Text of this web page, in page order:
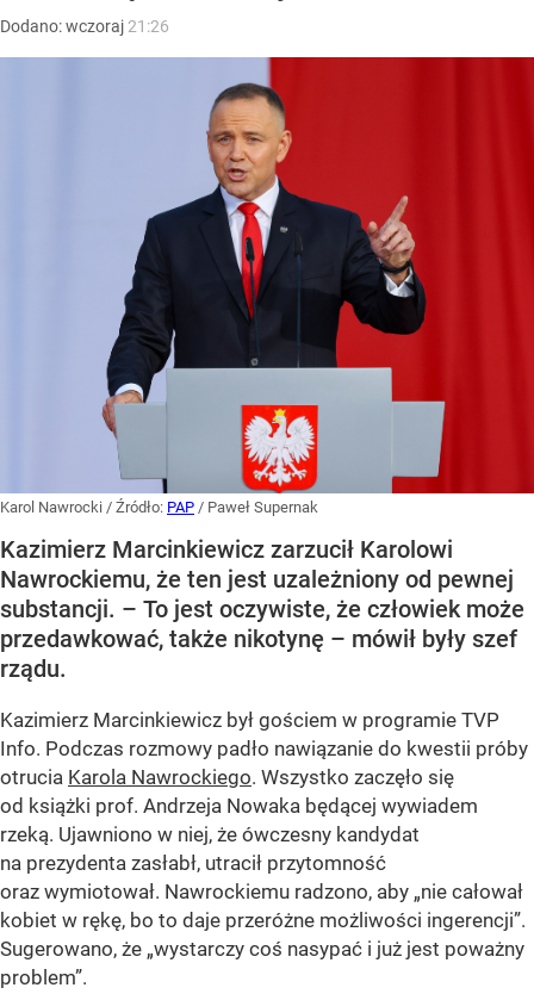
Dodano:wczoraj 21:26
Karol Nawrocki / Źródło: PAP / Paweł Supernak
Kazimierz Marcinkiewicz zarzucił Karolowi
Nawrockiemu, że ten jest uzależniony od pewnej
substancji. – To jest oczywiste, że człowiek może
przedawkować, także nikotynę – mówił były szef
rządu.
Kazimierz Marcinkiewicz był gościem w programie TVP
Info. Podczas rozmowy padło nawiązanie do kwestii próby
otrucia Karola Nawrockiego. Wszystko zaczęło się
od książki prof. Andrzeja Nowaka będącej wywiadem
rzeką. Ujawniono w niej, że ówczesny kandydat
na prezydenta zasłabł, utracił przytomność
oraz wymiotował. Nawrockiemu radzono, aby „nie całował
kobiet w rękę, bo to daje przeróżne możliwości ingerencji”.
Sugerowano, że „wystarczy coś nasypać i już jest poważny
problem”.